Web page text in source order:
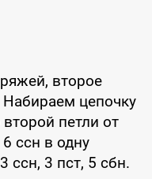
второе
цепочку
петли от
ссн в одну
ссн, 3 пст, 5 сбн.